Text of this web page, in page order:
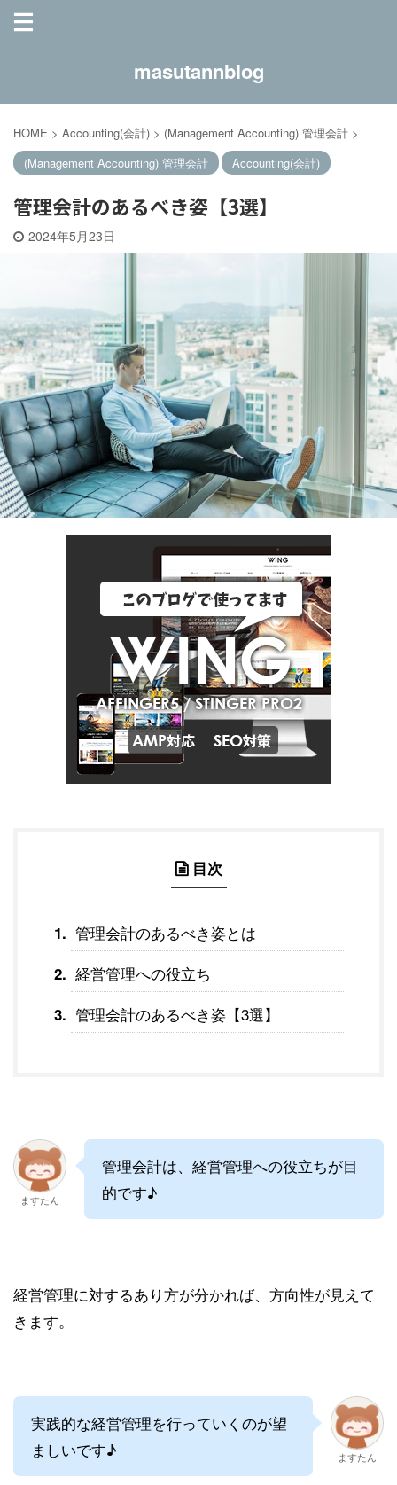
masutannblog
HOME > Accounting(会計) > (Management Accounting) 管理会計 >
(Management Accounting) 管理会計
Accounting(会計)
管理会計のあるべき姿【3選】
2024年5月23日
目次
管理会計のあるべき姿とは
経営管理への役立ち
管理会計のあるべき姿【3選】
ますたん
管理会計は、経営管理への役立ちが目
的です♪
経営管理に対するあり方が分かれば、方向性が見えて
きます。
実践的な経営管理を行っていくのが望
ましいです♪
ますたん